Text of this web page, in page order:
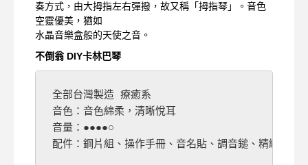
奏方式，由大拇指左右彈撥，故又稱「拇指琴」。音色
空靈優美，猶如
水晶音樂盒般的天使之音。
不倒翁 DIY卡林巴琴
全部台灣製造 療癒系
音色：音色綿柔，清晰悅耳
音量：●●●●○
配件：鋼片組、操作手冊、音名貼、調音鎚、精緻紙盒